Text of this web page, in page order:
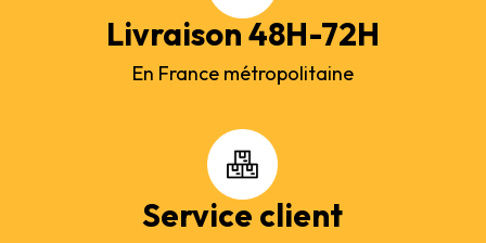
Livraison 48H-72H
En France métropolitaine
Service client